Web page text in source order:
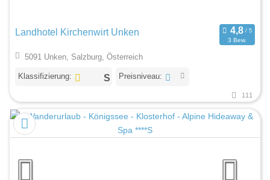
Landhotel Kirchenwirt Unken
3 Bew.
5091 Unken, Salzburg, Österreich
Klassifizierung: Preisniveau:
111